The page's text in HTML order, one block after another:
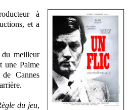
à
et a
meilleur
une Palme
Cannes
du jeu,